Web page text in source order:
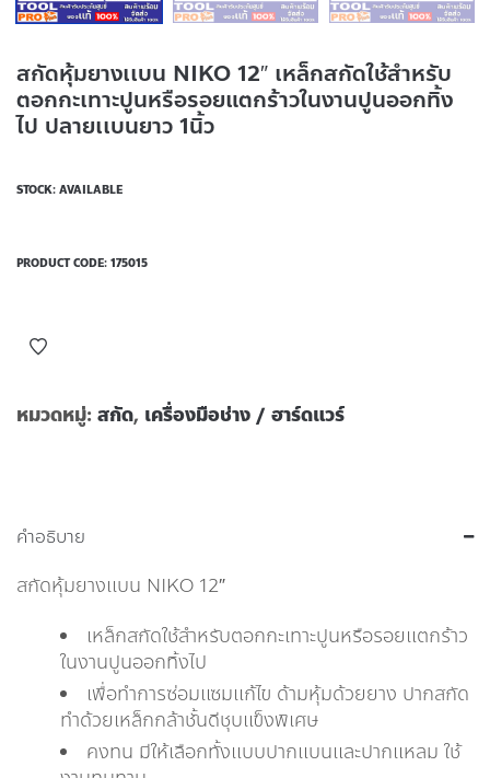
สกัดหุ้มยางเเบน NIKO 12″ เหล็กสกัดใช้สำหรับ
ตอกกะเทาะปูนหรือรอยแตกร้าวในงานปูนออกทิ้ง
ไป ปลายเเบนยาว 1นิ้ว
STOCK: AVAILABLE
PRODUCT CODE: 175015
หมวดหมู่: สกัด, เครื่องมือช่าง / ฮาร์ดแวร์
คำอธิบาย
สกัดหุ้มยางเเบน NIKO 12″
เหล็กสกัดใช้สำหรับตอกกะเทาะปูนหรือรอยแตกร้าว
ในงานปูนออกทิ้งไป
เพื่อทำการซ่อมแซมแก้ไข ด้ามหุ้มด้วยยาง ปากสกัด
ทำด้วยเหล็กกล้าชั้นดีชุบแข็งพิเศษ
คงทน มีให้เลือกทั้งแบบปากแบนและปากแหลม ใช้